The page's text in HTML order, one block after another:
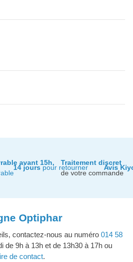
avant 15h,
14 jourspour retourner
Traitement discret
de votre commande
Avis
Optiphar
contactez-nous au numéro 014 58
de 9h à 13h et de 13h30 à 17h ou
de contact.